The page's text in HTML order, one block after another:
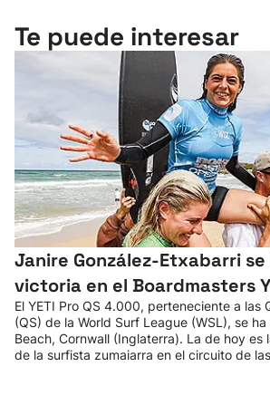
Te puede interesar
Janire González-Etxabarri
victoria en el Boardmasters
El YETI Pro QS 4.000, perteneciente a las
(QS) de la World Surf League (WSL), se
Beach, Cornwall (Inglaterra). La de hoy es
de la surfista zumaiarra en el circuito de